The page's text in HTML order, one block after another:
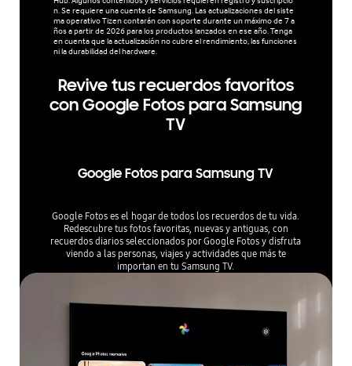
n. Se requiere una cuenta de Samsung. Las actualizaciones del siste
ma operativo Tizen contarán con soporte durante un máximo de 7 a
ños a partir de 2026 para los productos lanzados en ese año. Tenga
en cuenta que la actualización no cubre el rendimiento, las funciones
ni la durabilidad del hardware.
Revive tus recuerdos favoritos
con Google Fotos para Samsung
TV
Google Fotos para Samsung TV
Google Fotos es el hogar de todos los recuerdos de tu vida.
Redescubre tus fotos favoritas, nuevas y antiguas, con
recuerdos diarios seleccionados por Google Fotos y disfruta
viendo a las personas, viajes y actividades que más te
importan en tu Samsung TV.